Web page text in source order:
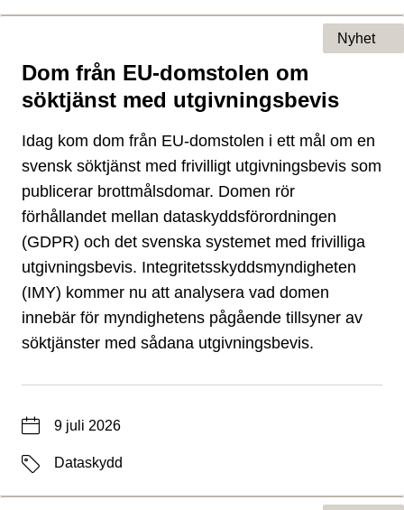
Dom från EU-domstolen om
söktjänst med utgivningsbevis
Typ av sida
Nyhet
Idag kom dom från EU-domstolen i ett mål om en
svensk söktjänst med frivilligt utgivningsbevis som
publicerar brottmålsdomar. Domen rör
förhållandet mellan dataskyddsförordningen
(GDPR) och det svenska systemet med frivilliga
utgivningsbevis. Integritetsskyddsmyndigheten
(IMY) kommer nu att analysera vad domen
innebär för myndighetens pågående tillsyner av
söktjänster med sådana utgivningsbevis.
Datum9 juli 2026
EtiketterDataskydd